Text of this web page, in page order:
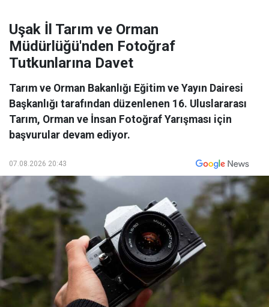
Uşak İl Tarım ve Orman
Müdürlüğü'nden Fotoğraf
Tutkunlarına Davet
Tarım ve Orman Bakanlığı Eğitim ve Yayın Dairesi
Başkanlığı tarafından düzenlenen 16. Uluslararası
Tarım, Orman ve İnsan Fotoğraf Yarışması için
başvurular devam ediyor.
07.08.2026 20:43